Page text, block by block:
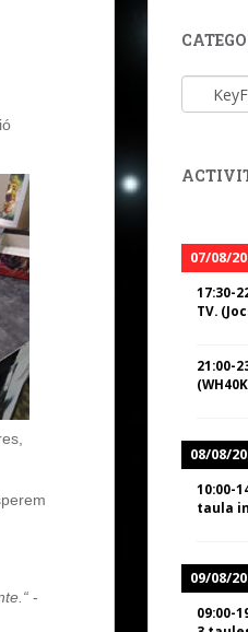
“ -
07/08/
17:30-
TV.
21:00-
08/08/
10:00-
taula
09/08/
09:00-